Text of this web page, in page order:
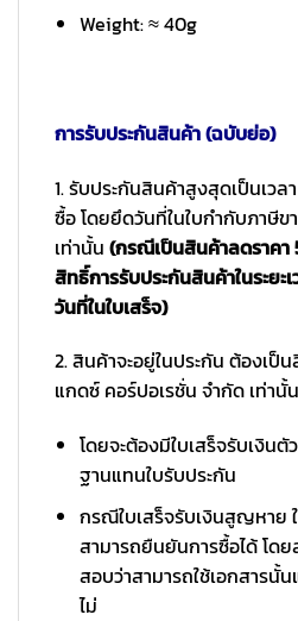
Weight: ≈ 40g
การรับประกันสินค้า (ฉบับย่อ)
1. รับประกันสินค้าสูงสุดเป็นเว
ซื้อ โดยยึดวันที่ในใบกำกับภาษีข
เท่านั้น (กรณีเป็นสินค้าลดราคา
สิทธิ์การรับประกันสินค้าในระยะ
วันที่ในใบเสร็จ)
2. สินค้าจะอยู่ในประกัน ต้องเป็
แกดซ์ คอร์ปอเรชั่น จำกัด เท่านั้น
โดยจะต้องมีใบเสร็จรับเงิน
ฐานแทนใบรับประกัน
กรณีใบเสร็จรับเงินสูญหาย
สามารถยืนยันการซื้อได้ โด
สอบว่าสามารถใช้เอกสารนั้
ไม่